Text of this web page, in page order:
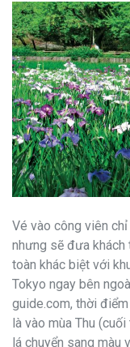
Vé vào công viên
nhưng sẽ đưa khách
toàn khác biệt với
Tokyo ngay bên
guide.com, thời
là vào mùa Thu
lá chuyển sang màu